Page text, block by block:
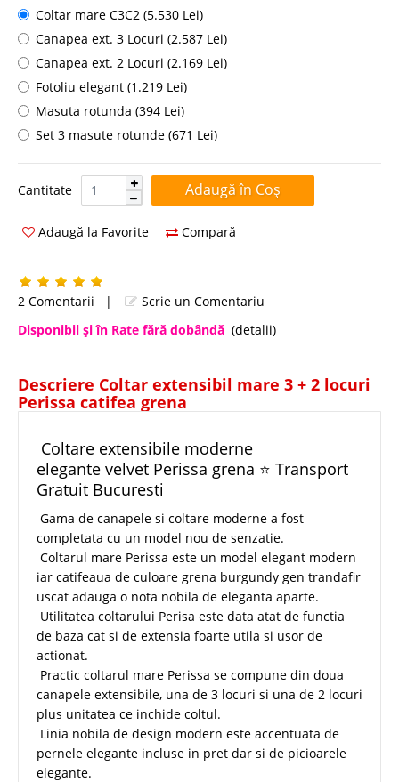
Coltar mare C3C2 (5.530 Lei)
Canapea ext. 3 Locuri (2.587 Lei)
Canapea ext. 2 Locuri (2.169 Lei)
Fotoliu elegant (1.219 Lei)
Masuta rotunda (394 Lei)
Set 3 masute rotunde (671 Lei)
Cantitate Cantitate:
Adaugă la Favorite Compară
2 Comentarii |
Scrie un Comentariu
Disponibil şi în Rate fără dobândă (detalii)
Descriere Coltar extensibil mare 3 + 2 locuri
Perissa catifea grena
Coltare extensibile moderne
elegante velvet Perissa grena ⭐ Transport
Gratuit Bucuresti
Gama de canapele si coltare moderne a fost
completata cu un model nou de senzatie.
Coltarul mare Perissa este un model elegant modern
iar catifeaua de culoare grena burgundy gen trandafir
uscat adauga o nota nobila de eleganta aparte.
Utilitatea coltarului Perisa este data atat de functia
de baza cat si de extensia foarte utila si usor de
actionat.
Practic coltarul mare Perissa se compune din doua
canapele extensibile, una de 3 locuri si una de 2 locuri
plus unitatea ce inchide coltul.
Linia nobila de design modern este accentuata de
pernele elegante incluse in pret dar si de picioarele
elegante.